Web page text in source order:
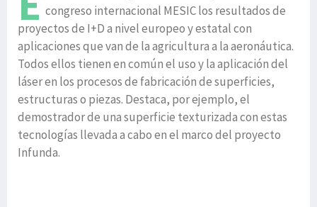
congreso internacional MESIC los resultados de
proyectos de I+D a nivel europeo y estatal con
aplicaciones que van de la agricultura a la aeronáutica.
Todos ellos tienen en común el uso y la aplicación del
láser en los procesos de fabricación de superficies,
estructuras o piezas. Destaca, por ejemplo, el
demostrador de una superficie texturizada con estas
tecnologías llevada a cabo en el marco del proyecto
Infunda.